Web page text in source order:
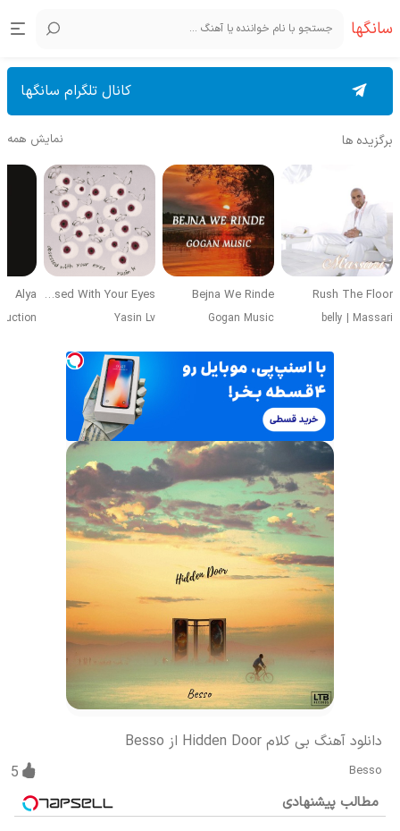
سانگها
کانال تلگرام سانگها
برگزیده ها نمایش همه
Rush The Floor
belly | Massari
Bejna We Rinde
Gogan Music
Obsessed With Your Eyes
Yasin Lv
Alya
دانلود آهنگ بی کلام Hidden Door از Besso
Besso
5
مطالب پیشنهادی